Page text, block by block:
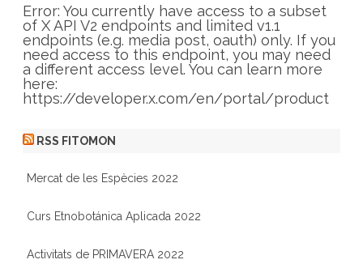
r
i
e
s
Error: You currently have access to a subset
of X API V2 endpoints and limited v1.1
endpoints (e.g. media post, oauth) only. If you
need access to this endpoint, you may need
a different access level. You can learn more
here:
https://developer.x.com/en/portal/product
RSS FITOMON
Mercat de les Espècies 2022
Curs Etnobotánica Aplicada 2022
Activitats de PRIMAVERA 2022